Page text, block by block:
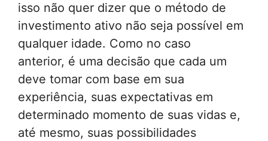
isso não quer dizer que o método de
investimento ativo não seja possível em
qualquer idade. Como no caso
anterior, é uma decisão que cada um
deve tomar com base em sua
experiência, suas expectativas em
determinado momento de suas vidas e,
até mesmo, suas possibilidades